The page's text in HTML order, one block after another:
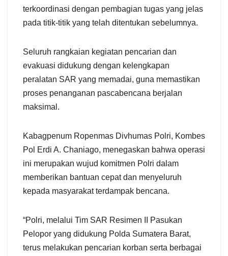
terkoordinasi dengan pembagian tugas yang jelas
pada titik-titik yang telah ditentukan sebelumnya.
Seluruh rangkaian kegiatan pencarian dan
evakuasi didukung dengan kelengkapan
peralatan SAR yang memadai, guna memastikan
proses penanganan pascabencana berjalan
maksimal.
Kabagpenum Ropenmas Divhumas Polri, Kombes
Pol Erdi A. Chaniago, menegaskan bahwa operasi
ini merupakan wujud komitmen Polri dalam
memberikan bantuan cepat dan menyeluruh
kepada masyarakat terdampak bencana.
“Polri, melalui Tim SAR Resimen II Pasukan
Pelopor yang didukung Polda Sumatera Barat,
terus melakukan pencarian korban serta berbagai